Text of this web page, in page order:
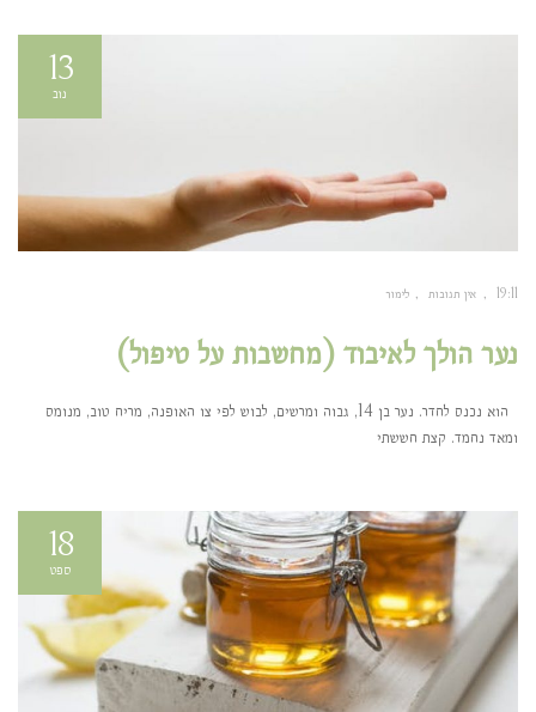
13
נוב
19:11 אין תגובות לימור
נער הולך לאיבוד (מחשבות על טיפול)
הוא נכנס לחדר. נער בן 14, גבוה ומרשים, לבוש לפי צו האופנה, מריח טוב, מנומס
ומאד נחמד. קצת חששתי
18
ספט